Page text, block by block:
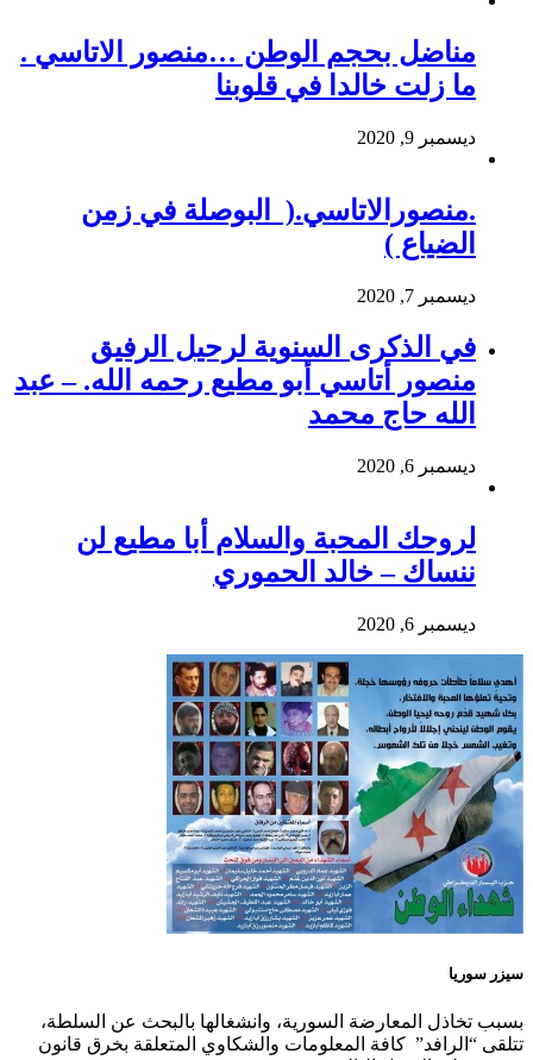
مناضل بحجم الوطن …منصور الاتاسي .
ما زلت خالدا في قلوبنا
ديسمبر 9, 2020
.منصورالاتاسي.( البوصلة في زمن
الضياع )
ديسمبر 7, 2020
في الذكرى السنوية لرحيل الرفيق
منصور أتاسي أبو مطيع رحمه الله. – عبد
الله حاج محمد
ديسمبر 6, 2020
لروحك المحبة والسلام أبا مطيع لن
ننساك – خالد الحموري
ديسمبر 6, 2020
سيزر سوريا
بسبب تخاذل المعارضة السورية، وانشغالها بالبحث عن السلطة،
تتلقى “الرافد” كافة المعلومات والشكاوي المتعلقة بخرق قانون